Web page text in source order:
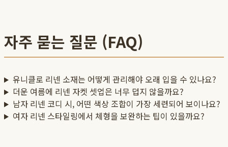
자주 묻는 질문 (FAQ)
유니클로 리넨 소재는 어떻게 관리해야 오래 입을 수 있나요?
더운 여름에 리넨 자켓 셋업은 너무 덥지 않을까요?
남자 리넨 코디 시, 어떤 색상 조합이 가장 세련되어 보이나요?
여자 리넨 스타일링에서 체형을 보완하는 팁이 있을까요?